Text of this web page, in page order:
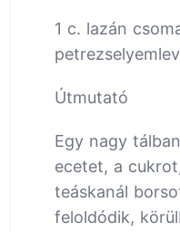
1 c. lazán
Útmutató
Egy nagy
ecetet, a
teáskanál
feloldódik,